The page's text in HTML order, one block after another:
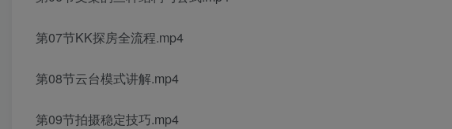
第07节KK探房全流程.mp4
第08节云台模式讲解.mp4
第09节拍摄稳定技巧.mp4